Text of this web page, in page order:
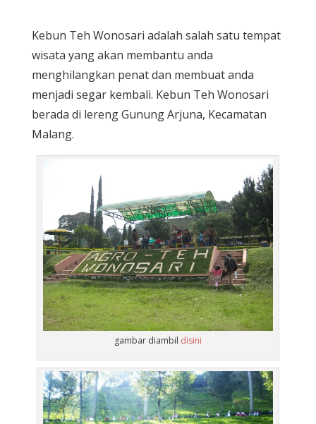
Kebun Teh Wonosari adalah salah satu tempat
wisata yang akan membantu anda
menghilangkan penat dan membuat anda
menjadi segar kembali. Kebun Teh Wonosari
berada di lereng Gunung Arjuna, Kecamatan
Malang.
gambar diambil disini